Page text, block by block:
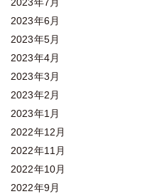
2023年6月
2023年5月
2023年4月
2023年3月
2023年2月
2023年1月
2022年12月
2022年11月
2022年10月
2022年9月